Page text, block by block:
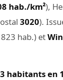
hab./km²),
3020).
hab.) et
habitants en